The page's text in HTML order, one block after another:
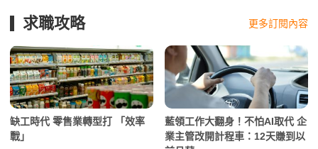
求職攻略 更多訂閱內容
缺工時代 零售業轉型打 「效率
戰」
藍領工作大翻身！不怕AI取代 企
業主管改開計程車：12天賺到以